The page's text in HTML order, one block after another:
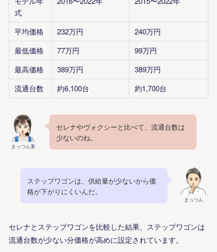
式
平均価格 232万円
240万円
最低価格
77万円
99万円
最高価格
389万円
389万円
流通台数
約6,100台 約1,700台
まっつん妻
セレナやヴォクシーと比べて、流通台数は
少ないのね。
まっつん
ステップワゴンは、供給量が少ないから価
格が下がりにくいんだ。
セレナとステップワゴンを比較した結果、ステップワゴンは
流通台数が少ない分価格が高めに設定されています。